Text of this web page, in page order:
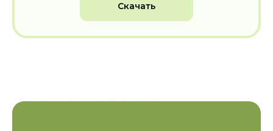
Скачать